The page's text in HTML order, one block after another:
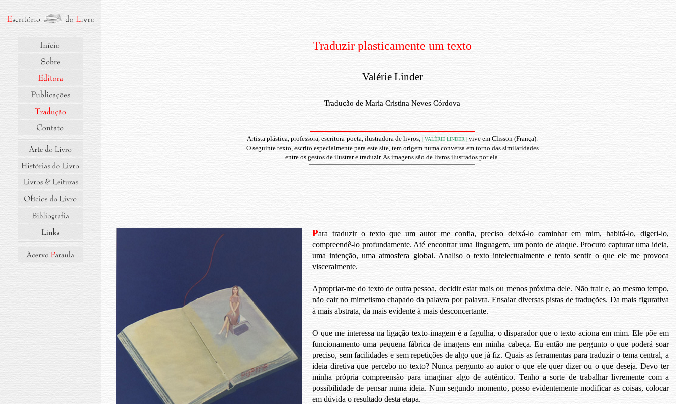
Traduzir plasticamente um texto
Valérie Linder
Tradução de Maria Cristina Neves Córdova
Artista plástica, professora, escritora-poeta, ilustradora de livros, | VALÉRIE LINDER | vive em Clisson (França).
O seguinte texto, escrito especialmente para este site, tem origem numa conversa em torno das similaridades
entre os gestos de ilustrar e traduzir. As imagens são de livros ilustrados por ela.
Para traduzir o texto que um autor me confia, preciso deixá-lo caminhar em mim, habitá-lo, digeri-lo,
compreendê-lo profundamente. Até encontrar uma linguagem, um ponto de ataque. Procuro capturar uma ideia,
uma intenção, uma atmosfera global. Analiso o texto intelectualmente e tento sentir o que ele me provoca
visceralmente.
Apropriar-me do texto de outra pessoa, decidir estar mais ou menos próxima dele. Não trair e, ao mesmo tempo,
não cair no mimetismo chapado da palavra por palavra. Ensaiar diversas pistas de traduções. Da mais figurativa
à mais abstrata, da mais evidente à mais desconcertante.
O que me interessa na ligação texto-imagem é a fagulha, o disparador que o texto aciona em mim. Ele põe em
funcionamento uma pequena fábrica de imagens em minha cabeça. Eu então me pergunto o que poderá soar
preciso, sem facilidades e sem repetições de algo que já fiz. Quais as ferramentas para traduzir o tema central, a
ideia diretiva que percebo no texto? Nunca pergunto ao autor o que ele quer dizer ou o que deseja. Devo ter
minha própria compreensão para imaginar algo de autêntico. Tenho a sorte de trabalhar livremente com a
possibilidade de pensar numa ideia. Num segundo momento, posso evidentemente modificar as coisas, colocar
em dúvida o resultado desta etapa.